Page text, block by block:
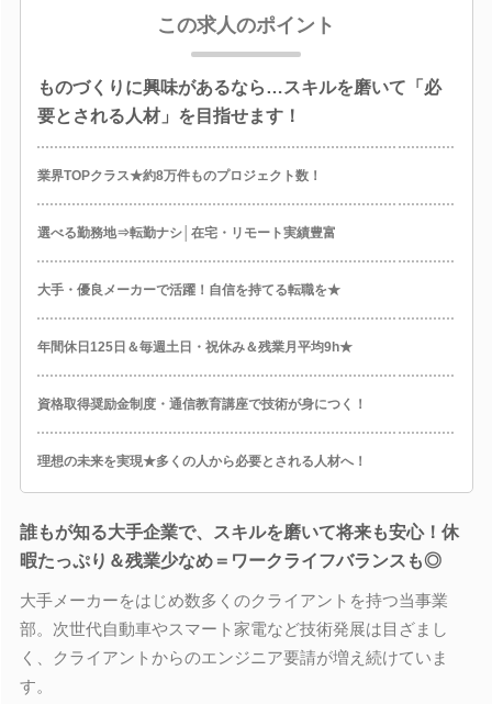
この求人のポイント
ものづくりに興味があるなら…スキルを磨いて「必
要とされる人材」を目指せます！
業界TOPクラス★約8万件ものプロジェクト数！
選べる勤務地⇒転勤ナシ│在宅・リモート実績豊富
大手・優良メーカーで活躍！自信を持てる転職を★
年間休日125日＆毎週土日・祝休み＆残業月平均9h★
資格取得奨励金制度・通信教育講座で技術が身につく！
理想の未来を実現★多くの人から必要とされる人材へ！
誰もが知る大手企業で、スキルを磨いて将来も安心！休
暇たっぷり＆残業少なめ＝ワークライフバランスも◎
大手メーカーをはじめ数多くのクライアントを持つ当事業
部。次世代自動車やスマート家電など技術発展は目ざまし
く、クライアントからのエンジニア要請が増え続けていま
す。